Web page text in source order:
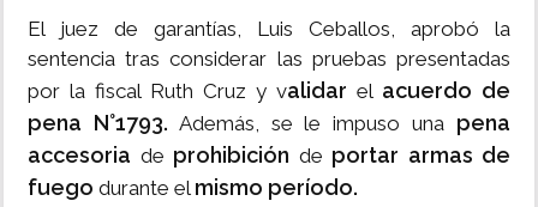
El juez de garantías, Luis Ceballos, aprobó la
sentencia tras considerar las pruebas presentadas
por la fiscal Ruth Cruz y validar el acuerdo de
pena N°1793. Además, se le impuso una pena
accesoria de prohibición de portar armas de
fuego durante el mismo período.